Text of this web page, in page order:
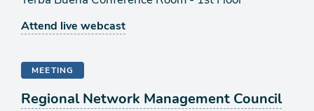
Attend live webcast
MEETING
Regional Network Management Council